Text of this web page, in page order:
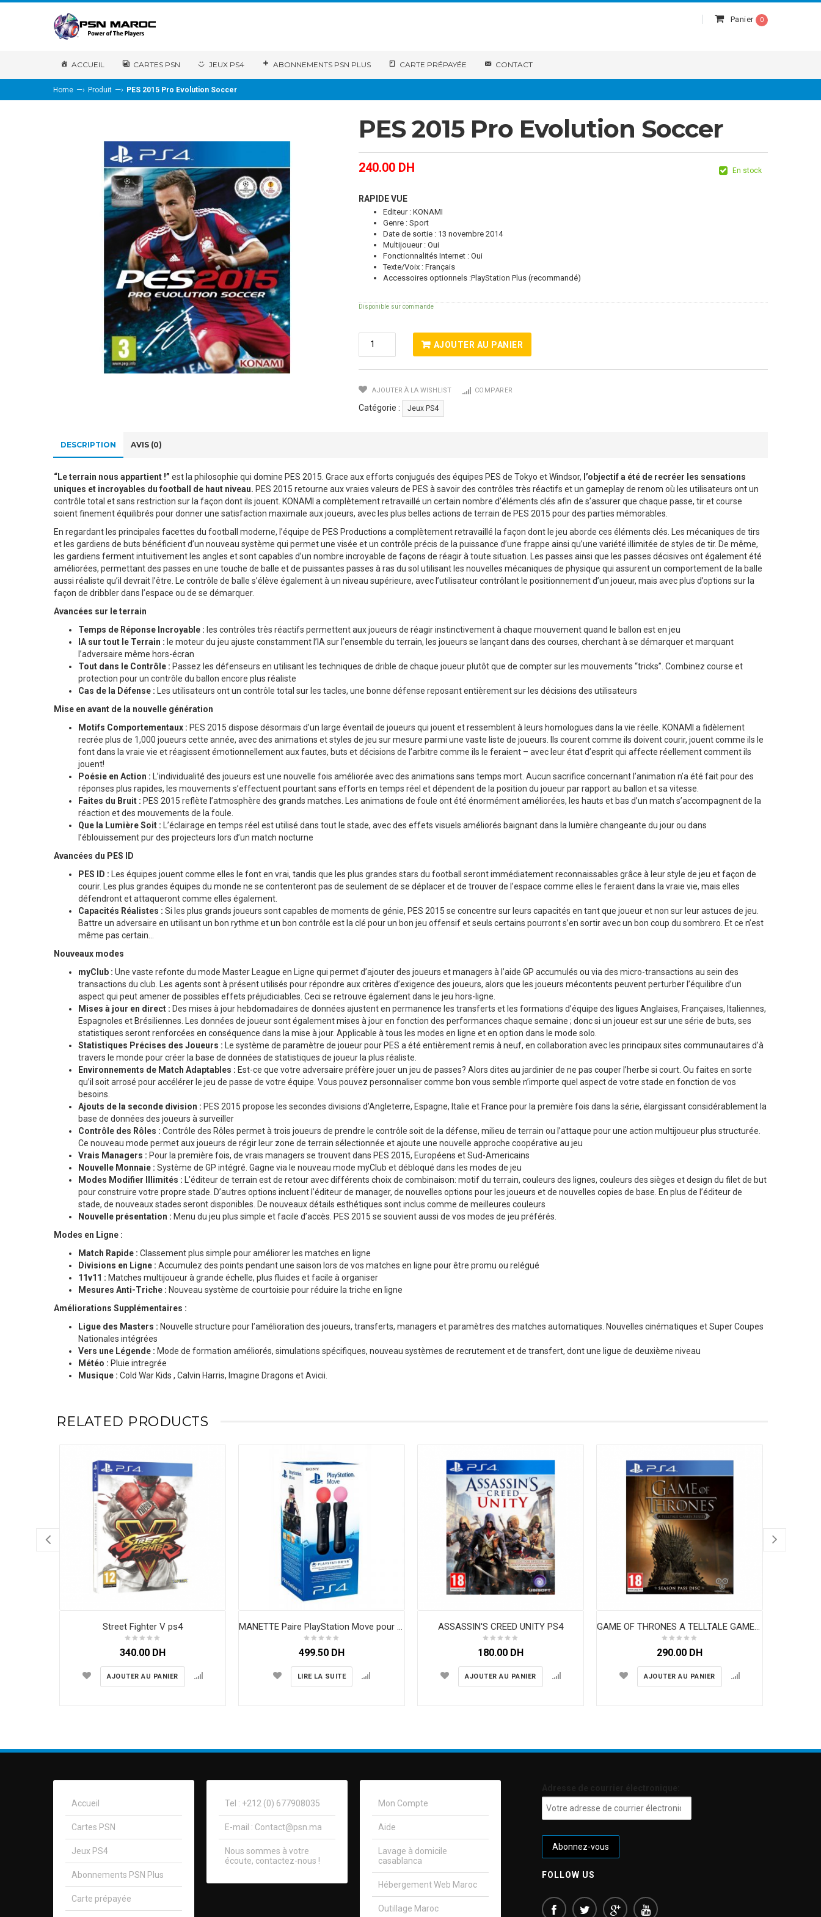
Panier 0
ACCUEIL CARTES PSN JEUX PS4 ABONNEMENTS PSN PLUS CARTE PRÉPAYÉE CONTACT
Home —› Produit —› PES 2015 Pro Evolution Soccer
PES 2015 Pro Evolution Soccer
240.00 DH En stock
RAPIDE VUE
Editeur : KONAMI
Genre : Sport
Date de sortie : 13 novembre 2014
Multijoueur : Oui
Fonctionnalités Internet : Oui
Texte/Voix : Français
Accessoires optionnels :PlayStation Plus (recommandé)
Disponible sur commande
Quantité
De
PES
Pro
Evolution
AJOUTER AU PANIER
AJOUTER À LA WISHLIST COMPARER
Catégorie : Jeux PS4
DESCRIPTION AVIS (0)
“Le terrain nous appartient !” est la philosophie qui domine PES 2015. Grace aux efforts conjugués des équipes PES de Tokyo et Windsor, l’objectif a été de recréer les sensations
uniques et incroyables du football de haut niveau. PES 2015 retourne aux vraies valeurs de PES à savoir des contrôles très réactifs et un gameplay de renom où les utilisateurs ont un
contrôle total et sans restriction sur la façon dont ils jouent. KONAMI a complètement retravaillé un certain nombre d’éléments clés afin de s’assurer que chaque passe, tir et course
soient finement équilibrés pour donner une satisfaction maximale aux joueurs, avec les plus belles actions de terrain de PES 2015 pour des parties mémorables.
En regardant les principales facettes du football moderne, l’équipe de PES Productions a complètement retravaillé la façon dont le jeu aborde ces éléments clés. Les mécaniques de tirs
et les gardiens de buts bénéficient d’un nouveau système qui permet une visée et un contrôle précis de la puissance d’une frappe ainsi qu’une variété illimitée de styles de tir. De même,
les gardiens ferment intuitivement les angles et sont capables d’un nombre incroyable de façons de réagir à toute situation. Les passes ainsi que les passes décisives ont également été
améliorées, permettant des passes en une touche de balle et de puissantes passes à ras du sol utilisant les nouvelles mécaniques de physique qui assurent un comportement de la balle
aussi réaliste qu’il devrait l’être. Le contrôle de balle s’élève également à un niveau supérieure, avec l’utilisateur contrôlant le positionnement d’un joueur, mais avec plus d’options sur la
façon de dribbler dans l’espace ou de se démarquer.
Avancées sur le terrain
Temps de Réponse Incroyable : les contrôles très réactifs permettent aux joueurs de réagir instinctivement à chaque mouvement quand le ballon est en jeu
IA sur tout le Terrain : le moteur du jeu ajuste constamment l’IA sur l’ensemble du terrain, les joueurs se lançant dans des courses, cherchant à se démarquer et marquant
l’adversaire même hors-écran
Tout dans le Contrôle : Passez les défenseurs en utilisant les techniques de drible de chaque joueur plutôt que de compter sur les mouvements “tricks”. Combinez course et
protection pour un contrôle du ballon encore plus réaliste
Cas de la Défense : Les utilisateurs ont un contrôle total sur les tacles, une bonne défense reposant entièrement sur les décisions des utilisateurs
Mise en avant de la nouvelle génération
Motifs Comportementaux : PES 2015 dispose désormais d’un large éventail de joueurs qui jouent et ressemblent à leurs homologues dans la vie réelle. KONAMI a fidèlement
recrée plus de 1,000 joueurs cette année, avec des animations et styles de jeu sur mesure parmi une vaste liste de joueurs. Ils courent comme ils doivent courir, jouent comme ils le
font dans la vraie vie et réagissent émotionnellement aux fautes, buts et décisions de l’arbitre comme ils le feraient – avec leur état d’esprit qui affecte réellement comment ils
jouent!
Poésie en Action : L’individualité des joueurs est une nouvelle fois améliorée avec des animations sans temps mort. Aucun sacrifice concernant l’animation n’a été fait pour des
réponses plus rapides, les mouvements s’effectuent pourtant sans efforts en temps réel et dépendent de la position du joueur par rapport au ballon et sa vitesse.
Faites du Bruit : PES 2015 reflète l’atmosphère des grands matches. Les animations de foule ont été énormément améliorées, les hauts et bas d’un match s’accompagnent de la
réaction et des mouvements de la foule.
Que la Lumière Soit : L’éclairage en temps réel est utilisé dans tout le stade, avec des effets visuels améliorés baignant dans la lumière changeante du jour ou dans
l’éblouissement pur des projecteurs lors d’un match nocturne
Avancées du PES ID
PES ID : Les équipes jouent comme elles le font en vrai, tandis que les plus grandes stars du football seront immédiatement reconnaissables grâce à leur style de jeu et façon de
courir. Les plus grandes équipes du monde ne se contenteront pas de seulement de se déplacer et de trouver de l’espace comme elles le feraient dans la vraie vie, mais elles
défendront et attaqueront comme elles également.
Capacités Réalistes : Si les plus grands joueurs sont capables de moments de génie, PES 2015 se concentre sur leurs capacités en tant que joueur et non sur leur astuces de jeu.
Battre un adversaire en utilisant un bon rythme et un bon contrôle est la clé pour un bon jeu offensif et seuls certains pourront s’en sortir avec un bon coup du sombrero. Et ce n’est
même pas certain…
Nouveaux modes
myClub : Une vaste refonte du mode Master League en Ligne qui permet d’ajouter des joueurs et managers à l’aide GP accumulés ou via des micro-transactions au sein des
transactions du club. Les agents sont à présent utilisés pour répondre aux critères d’exigence des joueurs, alors que les joueurs mécontents peuvent perturber l’équilibre d’un
aspect qui peut amener de possibles effets préjudiciables. Ceci se retrouve également dans le jeu hors-ligne.
Mises à jour en direct : Des mises à jour hebdomadaires de données ajustent en permanence les transferts et les formations d’équipe des ligues Anglaises, Françaises, Italiennes,
Espagnoles et Brésiliennes. Les données de joueur sont également mises à jour en fonction des performances chaque semaine ; donc si un joueur est sur une série de buts, ses
statistiques seront renforcées en conséquence dans la mise à jour. Applicable à tous les modes en ligne et en option dans le mode solo.
Statistiques Précises des Joueurs : Le système de paramètre de joueur pour PES a été entièrement remis à neuf, en collaboration avec les principaux sites communautaires d’à
travers le monde pour créer la base de données de statistiques de joueur la plus réaliste.
Environnements de Match Adaptables : Est-ce que votre adversaire préfère jouer un jeu de passes? Alors dites au jardinier de ne pas couper l’herbe si court. Ou faites en sorte
qu’il soit arrosé pour accélérer le jeu de passe de votre équipe. Vous pouvez personnaliser comme bon vous semble n’importe quel aspect de votre stade en fonction de vos
besoins.
Ajouts de la seconde division : PES 2015 propose les secondes divisions d’Angleterre, Espagne, Italie et France pour la première fois dans la série, élargissant considérablement la
base de données des joueurs à surveiller
Contrôle des Rôles : Contrôle des Rôles permet à trois joueurs de prendre le contrôle soit de la défense, milieu de terrain ou l’attaque pour une action multijoueur plus structurée.
Ce nouveau mode permet aux joueurs de régir leur zone de terrain sélectionnée et ajoute une nouvelle approche coopérative au jeu
Vrais Managers : Pour la première fois, de vrais managers se trouvent dans PES 2015, Européens et Sud-Americains
Nouvelle Monnaie : Système de GP intégré. Gagne via le nouveau mode myClub et débloqué dans les modes de jeu
Modes Modifier Illimités : L’éditeur de terrain est de retour avec différents choix de combinaison: motif du terrain, couleurs des lignes, couleurs des sièges et design du filet de but
pour construire votre propre stade. D’autres options incluent l’éditeur de manager, de nouvelles options pour les joueurs et de nouvelles copies de base. En plus de l’éditeur de
stade, de nouveaux stades seront disponibles. De nouveaux détails esthétiques sont inclus comme de meilleures couleurs
Nouvelle présentation : Menu du jeu plus simple et facile d’accès. PES 2015 se souvient aussi de vos modes de jeu préférés.
Modes en Ligne :
Match Rapide : Classement plus simple pour améliorer les matches en ligne
Divisions en Ligne : Accumulez des points pendant une saison lors de vos matches en ligne pour être promu ou relégué
11v11 : Matches multijoueur à grande échelle, plus fluides et facile à organiser
Mesures Anti-Triche : Nouveau système de courtoisie pour réduire la triche en ligne
Améliorations Supplémentaires :
Ligue des Masters : Nouvelle structure pour l’amélioration des joueurs, transferts, managers et paramètres des matches automatiques. Nouvelles cinématiques et Super Coupes
Nationales intégrées
Vers une Légende : Mode de formation améliorés, simulations spécifiques, nouveau systèmes de recrutement et de transfert, dont une ligue de deuxième niveau
Météo : Pluie intregrée
Musique : Cold War Kids , Calvin Harris, Imagine Dragons et Avicii.
RELATED PRODUCTS
Street Fighter V ps4
340.00 DH
AJOUTER AU PANIER
499.50 DH
LIRE LA SUITE
ASSASSIN'S CREED UNITY PS4
180.00 DH
AJOUTER AU PANIER
290.00 DH
AJOUTER AU PANIER
Accueil
Cartes PSN
Jeux PS4
Abonnements PSN Plus
Carte prépayée
Tel : +212 (0) 677908035
E-mail : Contact@psn.ma
Nous sommes à votre
écoute, contactez-nous !​
Mon Compte
Aide
Lavage à domicile
casablanca
Hébergement Web Maroc
Outillage Maroc
FOLLOW US